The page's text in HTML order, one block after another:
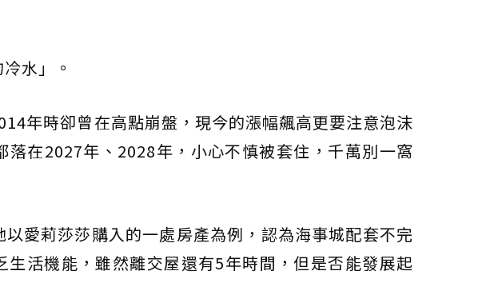
水」。
年時卻曾在高點崩盤，現今的漲幅飆高更要注意泡沫
落在2027年、2028年，小心不慎被套住，千萬別一窩
愛莉莎莎購入的一處房產為例，認為海事城配套不完
活機能，雖然離交屋還有5年時間，但是否能發展起